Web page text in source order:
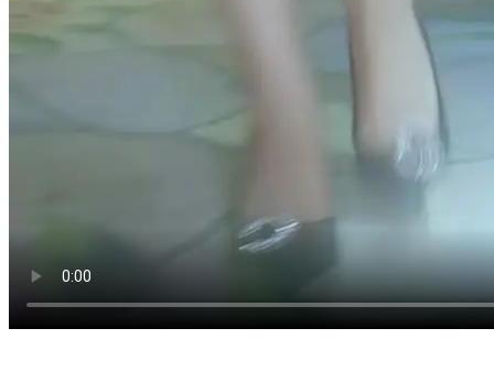
Click to unmute